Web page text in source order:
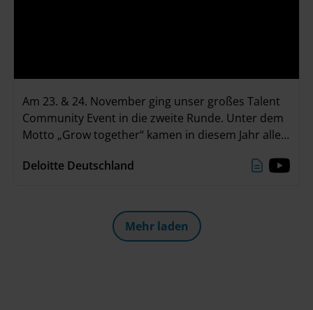
Am 23. & 24. November ging unser großes Talent
Community Event in die zweite Runde. Unter dem
Motto „Grow together“ kamen in diesem Jahr alle
„The Stage“ im Deloitte Office in Düsseldorf
Deloitte Greenhouse Workshop und viel Zeit zum
Networken liegen hinter uns. Ein großes Danke an
Deloitte Deutschland
Mehr laden